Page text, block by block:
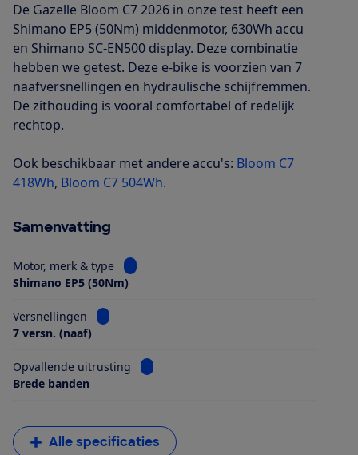
De Gazelle Bloom C7 2026 in onze test heeft een
Shimano EP5 (50Nm) middenmotor, 630Wh accu
en Shimano SC-EN500 display. Deze combinatie
hebben we getest. Deze e-bike is voorzien van 7
naafversnellingen en hydraulische schijfremmen.
De zithouding is vooral comfortabel of redelijk
rechtop.
Ook beschikbaar met andere accu's: Bloom C7
418Wh, Bloom C7 504Wh.
Samenvatting
Motor, merk & type
Bekijk informatie voor Motor, merk & type
Shimano EP5 (50Nm)
Versnellingen
Bekijk informatie voor Versnellingen
7 versn. (naaf)
Opvallende uitrusting
Bekijk informatie voor Opvallende
Brede banden
Alle specificaties